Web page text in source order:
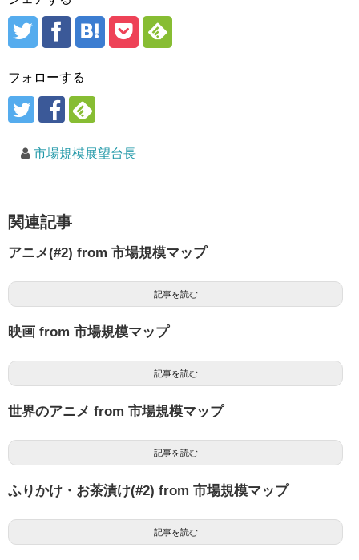
フォローする
市場規模展望台長
関連記事
アニメ(#2) from 市場規模マップ
記事を読む
映画 from 市場規模マップ
記事を読む
世界のアニメ from 市場規模マップ
記事を読む
ふりかけ・お茶漬け(#2) from 市場規模マップ
記事を読む